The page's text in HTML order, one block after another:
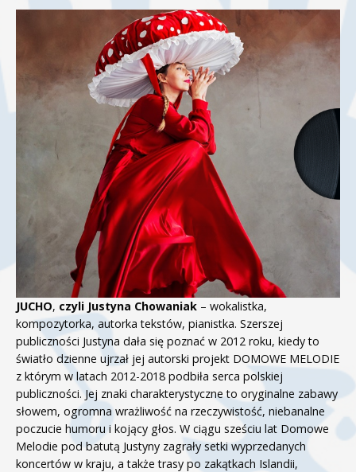
JUCHO, czyli Justyna Chowaniak – wokalistka,
kompozytorka, autorka tekstów, pianistka. Szerszej
publiczności Justyna dała się poznać w 2012 roku, kiedy to
światło dzienne ujrzał jej autorski projekt DOMOWE MELODIE
z którym w latach 2012-2018 podbiła serca polskiej
publiczności. Jej znaki charakterystyczne to oryginalne zabawy
słowem, ogromna wrażliwość na rzeczywistość, niebanalne
poczucie humoru i kojący głos. W ciągu sześciu lat Domowe
Melodie pod batutą Justyny zagrały setki wyprzedanych
koncertów w kraju, a także trasy po zakątkach Islandii,